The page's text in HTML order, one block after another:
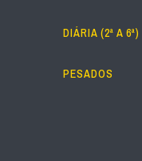
DIÁRIA (2ª A 6ª)
PESADOS